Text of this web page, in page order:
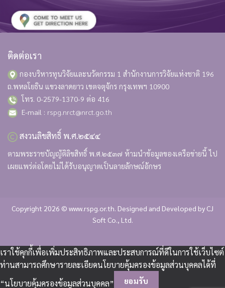
ติดต่อเรา
กองบริหารทุนวิจัยและนวัตกรรม 1 สำนักงานการวิจัยแห่งชาติ 196
ถ.พหลโยธิน แขวงลาดยาว เขตจตุจักร กรุงเทพฯ 10900
โทร. 0-2579-1370-9 ต่อ 416
E-mail : rspg.nrct@nrct.go.th
สงวนลิขสิทธิ์ พ.ศ.๒๕๔๔
ตามพระราชบัญญัติลิขสิทธิ์ พ.ศ.๒๕๓๗ ห้ามนำข้อมูลของเครือข่ายนี้ ไป
เผยแพร่ต่อโดยไม่ได้รับอนุญาตเป็นลายลักษณ์อักษร
Copyright 2026 © www.rspg.or.th. Designed and Developed by CJ
Soft Co., Ltd.
เราใช้คุกกี้เพื่อเพิ่มประสิทธิภาพและประสบการณ์ที่ดีในการใช้เว็บไซต์
ท่านสามารถศึกษารายละเอียดนโยบายคุ้มครองข้อมูลส่วนบุคคลได้ที่
“นโยบายคุ้มครองข้อมูลส่วนบุคคล”
ยอมรับ